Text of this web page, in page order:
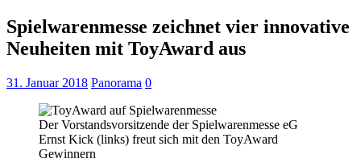
Spielwarenmesse zeichnet vier innovative
Neuheiten mit ToyAward aus
31. Januar 2018 Panorama 0
Der Vorstandsvorsitzende der Spielwarenmesse eG
Ernst Kick (links) freut sich mit den ToyAward
Gewinnern